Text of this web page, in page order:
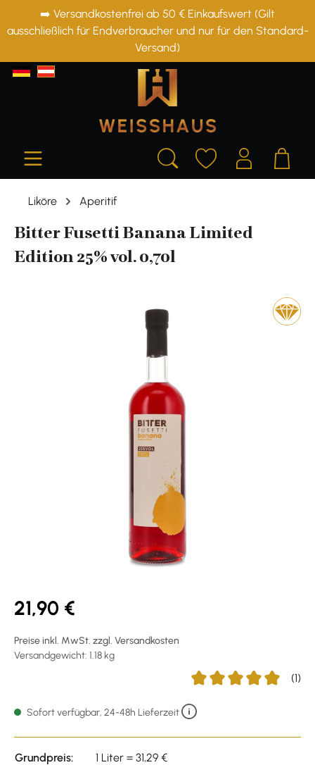
springen
➡️ Versandkostenfrei ab 50 € Einkaufswert (Gilt
ausschließlich für Endverbraucher und nur für den Standard-
Versand)
Liköre Aperitif
Bitter Fusetti Banana Limited
Edition 25% vol. 0,70l
21,90 €
Preise inkl. MwSt. zzgl. Versandkosten
Versandgewicht: 1.18 kg
(1)
Sofort verfügbar, 24-48h Lieferzeit
Grundpreis:
1 Liter = 31,29 €